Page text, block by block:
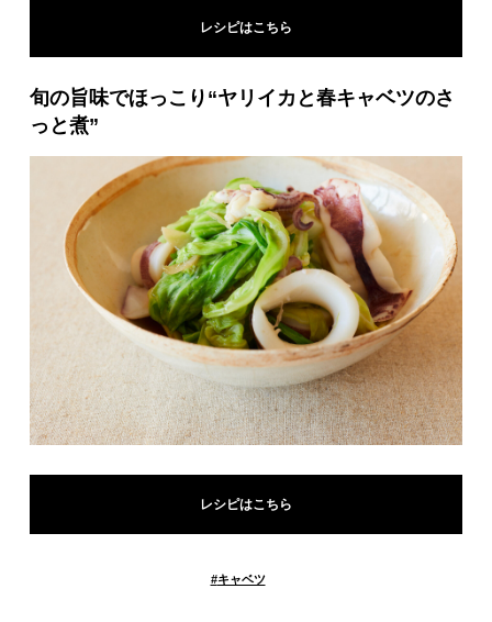
レシピはこちら
旬の旨味でほっこり“ヤリイカと春キャベツのさ
っと煮”
レシピはこちら
#キャベツ